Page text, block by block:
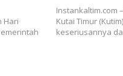
Hari
Instankaltim.com
Kutai Timur
keseriusannya